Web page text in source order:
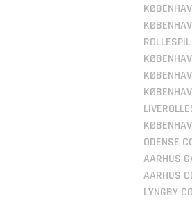
ROLLESPIL
ODENSE
AARHUS
AARHUS
LYNGBY